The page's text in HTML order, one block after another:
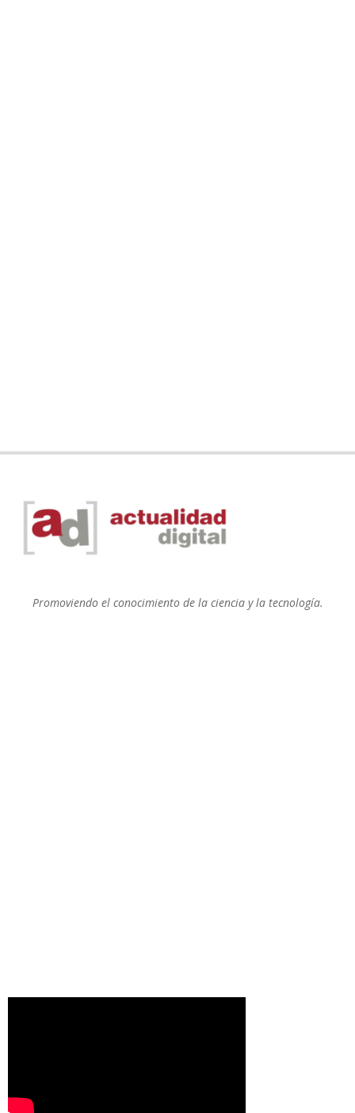
Promoviendo el conocimiento de la ciencia y la tecnología.